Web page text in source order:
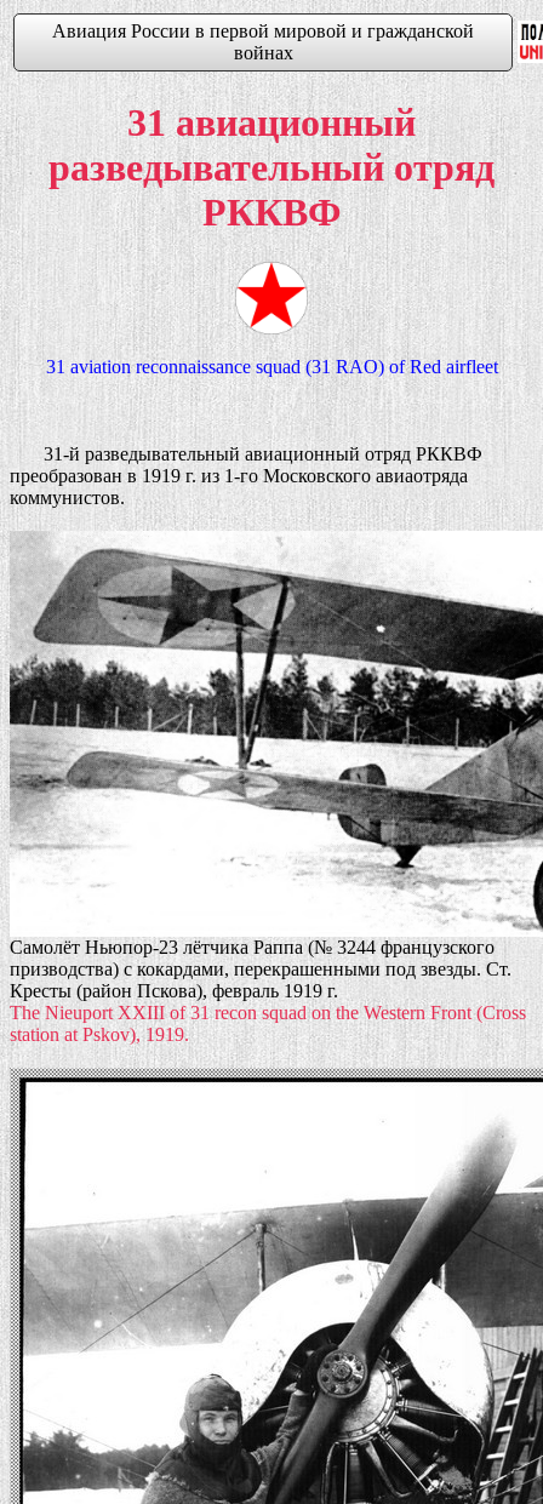
Авиация России в первой мировой и гражданской
войнах
31 авиационный
разведывательный отряд
РККВФ
31 aviation reconnaissance squad (31 RAO) of Red airfleet
31-й разведывательный авиационный отряд РККВФ
преобразован в 1919 г. из 1-го Московского авиаотряда
коммунистов.
Самолёт Ньюпор-23 лётчика Раппа (№ 3244 французского
призводства) с кокардами, перекрашенными под звезды. Ст.
Кресты (район Пскова), февраль 1919 г.
The Nieuport XXIII of 31 recon squad on the Western Front (Cross
station at Pskov), 1919.